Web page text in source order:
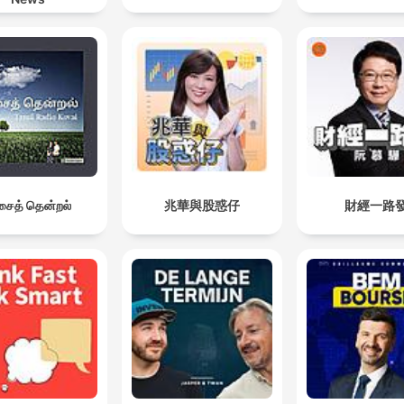
தென்றல் 兆華與股惑仔 財經一路